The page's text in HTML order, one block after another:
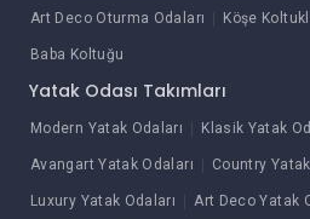
Art Deco Oturma Odaları Köşe
Baba Koltuğu
Yatak Odası Takımları
Modern Yatak Odaları Klasik Yatak
Avangart Yatak Odaları Country
Luxury Yatak Odaları Art Deco Yatak